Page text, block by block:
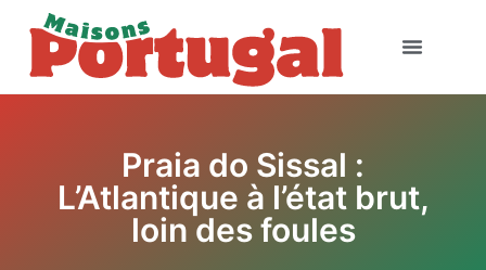
Praia do Sissal :
L’Atlantique à l’état brut,
loin des foules